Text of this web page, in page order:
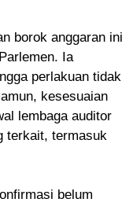
borok anggaran ini
Ia
perlakuan tidak
kesesuaian
lembaga auditor
terkait, termasuk
belum